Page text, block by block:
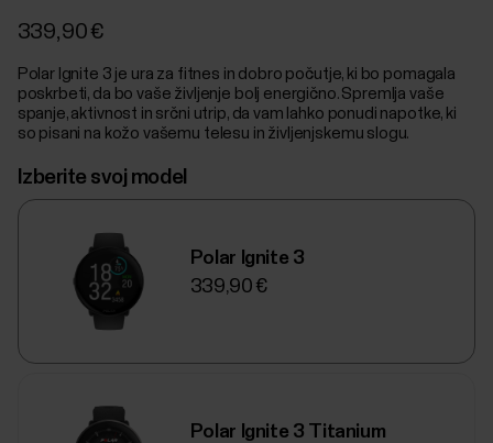
339,90 €
Polar Ignite 3 je ura za fitnes in dobro počutje, ki bo pomagala
poskrbeti, da bo vaše življenje bolj energično. Spremlja vaše
spanje, aktivnost in srčni utrip, da vam lahko ponudi napotke, ki
so pisani na kožo vašemu telesu in življenjskemu slogu.
Izberite svoj model
Polar Ignite 3
339,90 €
Polar Ignite 3 Titanium